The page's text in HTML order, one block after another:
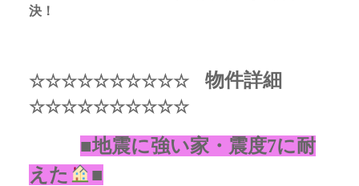
決！
☆☆☆☆☆☆☆☆☆☆物件詳細
☆☆☆☆☆☆☆☆☆☆
■地震に強い家・震度7に耐
えた
■